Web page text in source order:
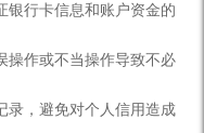
银行卡信息和账户资金的
操作或不当操作导致不必
录，避免对个人信用造成